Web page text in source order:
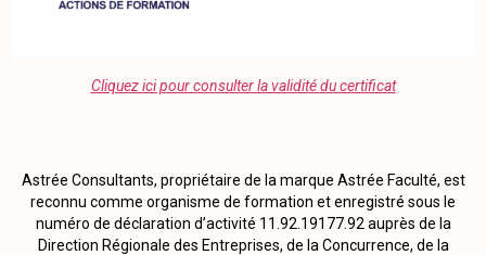
Cliquez ici pour consulter la validité du certificat
Astrée Consultants, propriétaire de la marque Astrée Faculté, est
reconnu comme organisme de formation et enregistré sous le
numéro de déclaration d’activité 11.92.19177.92 auprès de la
Direction Régionale des Entreprises, de la Concurrence, de la